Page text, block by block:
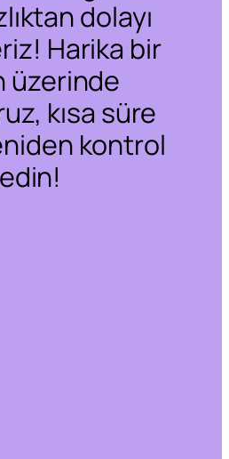
dolayı
Harika bir
üzerinde
kısa süre
kontrol
edin!